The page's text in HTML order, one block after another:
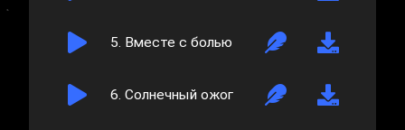
5. Вместе с болью
6. Солнечный ожог